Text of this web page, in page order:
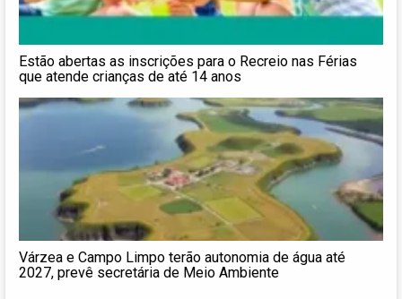
Estão abertas as inscrições para o Recreio nas Férias
que atende crianças de até 14 anos
Várzea e Campo Limpo terão autonomia de água até
2027, prevê secretária de Meio Ambiente